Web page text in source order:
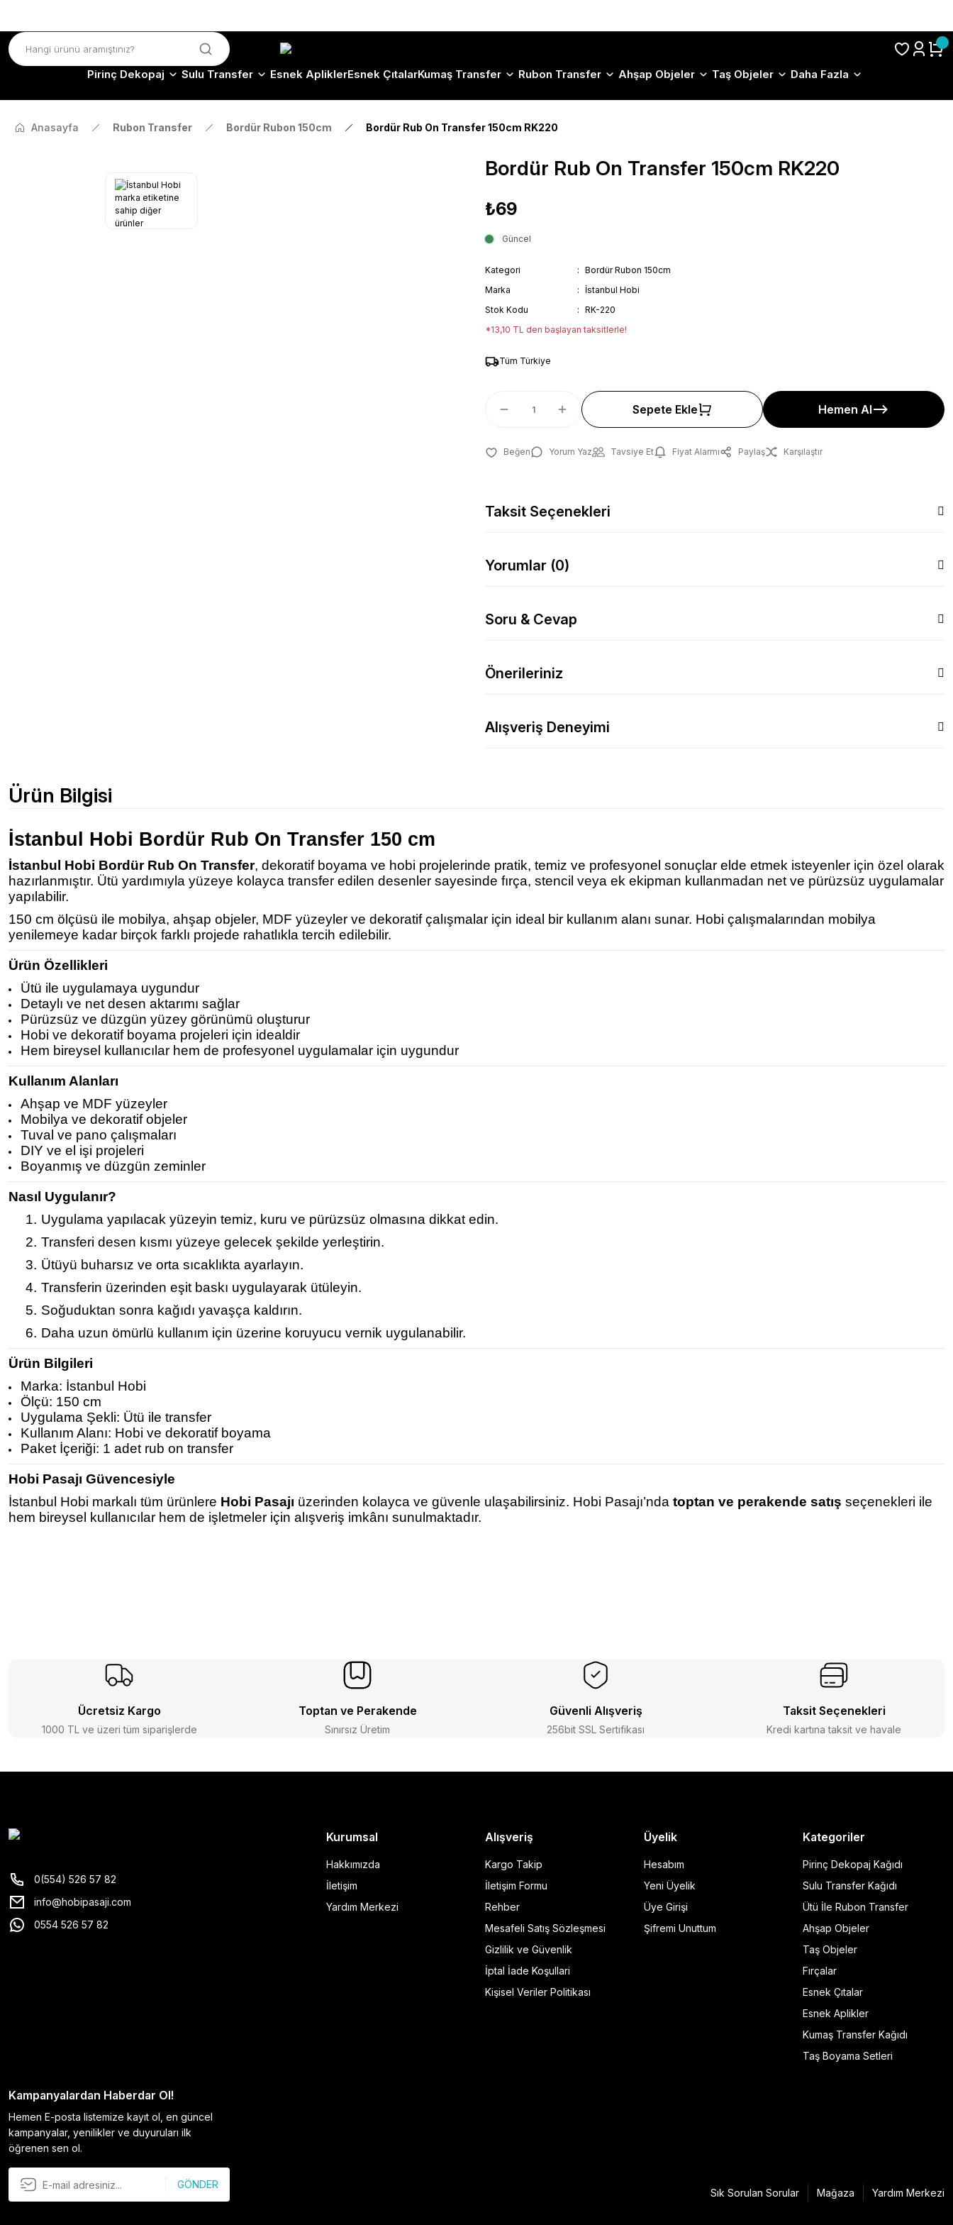
Pirinç Dekopaj Sulu Transfer Esnek ApliklerEsnek ÇıtalarKumaş Transfer Rubon Transfer Ahşap Objeler Taş Objeler Daha Fazla
Anasayfa Rubon Transfer Bordür Rubon 150cm Bordür Rub On Transfer 150cm RK220
Bordür Rub On Transfer 150cm RK220
₺69
Güncel
Kategori
Bordür Rubon 150cm
Marka
İstanbul Hobi
Stok Kodu
RK-220
*13,10 TL den başlayan taksitlerle!
Tüm Türkiye
Sepete Ekle Hemen Al
Yorum Yaz Tavsiye Et Fiyat Alarmı Paylaş Karşılaştır
Taksit Seçenekleri
Yorumlar (0)
Soru & Cevap
Önerileriniz
Alışveriş Deneyimi
Ürün Bilgisi
İstanbul Hobi Bordür Rub On Transfer 150 cm
İstanbul Hobi Bordür Rub On Transfer, dekoratif boyama ve hobi projelerinde pratik, temiz ve profesyonel sonuçlar elde etmek isteyenler için özel olarak
hazırlanmıştır. Ütü yardımıyla yüzeye kolayca transfer edilen desenler sayesinde fırça, stencil veya ek ekipman kullanmadan net ve pürüzsüz uygulamalar
yapılabilir.
150 cm ölçüsü ile mobilya, ahşap objeler, MDF yüzeyler ve dekoratif çalışmalar için ideal bir kullanım alanı sunar. Hobi çalışmalarından mobilya
yenilemeye kadar birçok farklı projede rahatlıkla tercih edilebilir.
Ürün Özellikleri
Ütü ile uygulamaya uygundur
Detaylı ve net desen aktarımı sağlar
Pürüzsüz ve düzgün yüzey görünümü oluşturur
Hobi ve dekoratif boyama projeleri için idealdir
Hem bireysel kullanıcılar hem de profesyonel uygulamalar için uygundur
Kullanım Alanları
Ahşap ve MDF yüzeyler
Mobilya ve dekoratif objeler
Tuval ve pano çalışmaları
DIY ve el işi projeleri
Boyanmış ve düzgün zeminler
Nasıl Uygulanır?
1. Uygulama yapılacak yüzeyin temiz, kuru ve pürüzsüz olmasına dikkat edin.
2. Transferi desen kısmı yüzeye gelecek şekilde yerleştirin.
3. Ütüyü buharsız ve orta sıcaklıkta ayarlayın.
4. Transferin üzerinden eşit baskı uygulayarak ütüleyin.
5. Soğuduktan sonra kağıdı yavaşça kaldırın.
6. Daha uzun ömürlü kullanım için üzerine koruyucu vernik uygulanabilir.
Ürün Bilgileri
Marka: İstanbul Hobi
Ölçü: 150 cm
Uygulama Şekli: Ütü ile transfer
Kullanım Alanı: Hobi ve dekoratif boyama
Paket İçeriği: 1 adet rub on transfer
Hobi Pasajı Güvencesiyle
İstanbul Hobi markalı tüm ürünlere Hobi Pasajı üzerinden kolayca ve güvenle ulaşabilirsiniz. Hobi Pasajı’nda toptan ve perakende satış seçenekleri ile
hem bireysel kullanıcılar hem de işletmeler için alışveriş imkânı sunulmaktadır.
Ücretsiz Kargo
1000 TL ve üzeri tüm siparişlerde
Toptan ve Perakende
Sınırsız Üretim
Güvenli Alışveriş
256bit SSL Sertifikası
Taksit Seçenekleri
Kredi kartına taksit ve havale
0(554) 526 57 82
info@hobipasaji.com
0554 526 57 82
Kurumsal
Hakkımızda
İletişim
Yardım Merkezi
Alışveriş
Kargo Takip
İletişim Formu
Rehber
Mesafeli Satış Sözleşmesi
Gizlilik ve Güvenlik
İptal İade Koşullari
Kişisel Veriler Politikası
Üyelik
Hesabım
Yeni Üyelik
Üye Girişi
Şifremi Unuttum
Kategoriler
Pirinç Dekopaj Kağıdı
Sulu Transfer Kağıdı
Ütü İle Rubon Transfer
Ahşap Objeler
Taş Objeler
Fırçalar
Esnek Çıtalar
Esnek Aplikler
Kumaş Transfer Kağıdı
Taş Boyama Setleri
Kampanyalardan Haberdar Ol!
Hemen E-posta listemize kayıt ol, en güncel
kampanyalar, yenilikler ve duyuruları ilk
öğrenen sen ol.
GÖNDER
Sık Sorulan Sorular Mağaza Yardım Merkezi